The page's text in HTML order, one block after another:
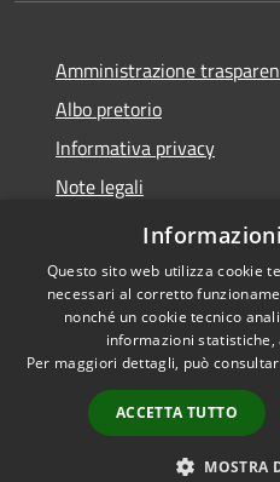
Amministrazione
Albo pretorio
Informativa privacy
Note legali
Dichiarazione di accessibilità
Accessibilità
Questo sito web utilizza cookie
necessari al corretto
nonché un cookie tecnico
informazioni
Per maggiori dettagli, può
ACCETTA TUTTO
MOSTRA